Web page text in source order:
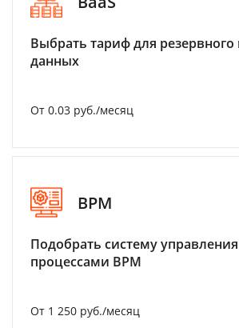
Выбрать тариф для
данных
От 0.03 руб./месяц
BPM
Подобрать систему
процессами BPM
От 1 250 руб./месяц